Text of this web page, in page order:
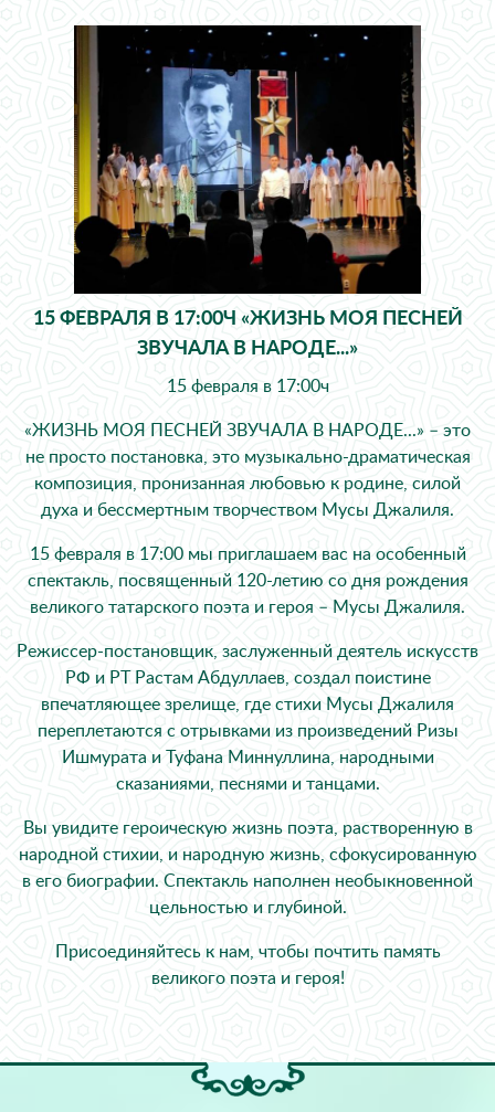
ЗВУЧАЛА В НАРОДЕ...»
15 ФЕВРАЛЯ В 17:00Ч «ЖИЗНЬ МОЯ ПЕСНЕЙ
ЗВУЧАЛА В НАРОДЕ...»
15 февраля в 17:00ч
«ЖИЗНЬ МОЯ ПЕСНЕЙ ЗВУЧАЛА В НАРОДЕ...» – это
не просто постановка, это музыкально-драматическая
композиция, пронизанная любовью к родине, силой
духа и бессмертным творчеством Мусы Джалиля.
15 февраля в 17:00 мы приглашаем вас на особенный
спектакль, посвященный 120-летию со дня рождения
великого татарского поэта и героя – Мусы Джалиля.
Режиссер-постановщик, заслуженный деятель искусств
РФ и РТ Растам Абдуллаев, создал поистине
впечатляющее зрелище, где стихи Мусы Джалиля
переплетаются с отрывками из произведений Ризы
Ишмурата и Туфана Миннуллина, народными
сказаниями, песнями и танцами.
Вы увидите героическую жизнь поэта, растворенную в
народной стихии, и народную жизнь, сфокусированную
в его биографии. Спектакль наполнен необыкновенной
цельностью и глубиной.
Присоединяйтесь к нам, чтобы почтить память
великого поэта и героя!